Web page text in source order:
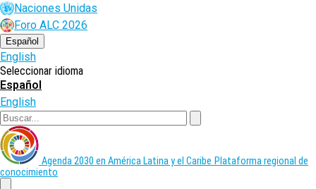
Pasar
al
contenido
principal
Naciones Unidas
Foro ALC 2026
Español
English
Seleccionar idioma
Español
English
Agenda 2030 en América Latina y el Caribe Plataforma regional de
conocimiento